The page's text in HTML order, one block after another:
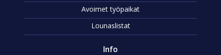
Avoimet työpaikat
Lounaslistat
Info